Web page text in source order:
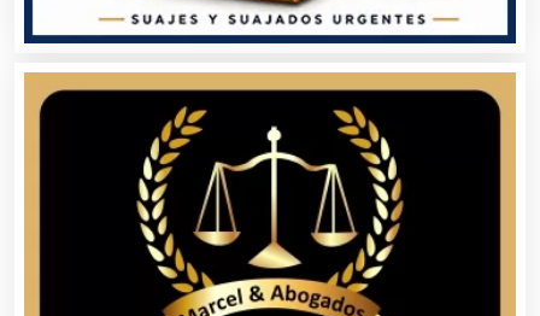
Asesoría Fiscal
Asociaciones Civiles
Asociaciones Empresariales